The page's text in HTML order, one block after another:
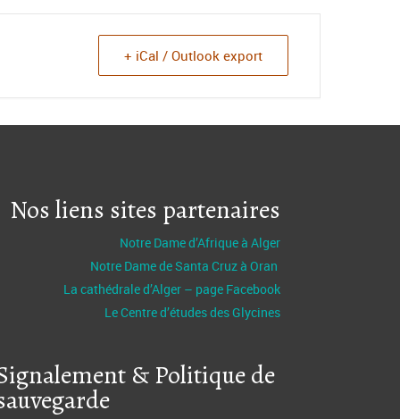
+ iCal / Outlook export
Nos liens sites partenaires
Notre Dame d’Afrique à Alger
Notre Dame de Santa Cruz à Oran
La cathédrale d’Alger – page Facebook
Le Centre d’études des Glycines
& Politique de